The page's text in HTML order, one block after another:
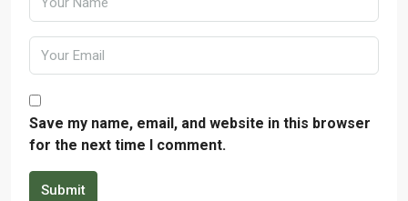
Save my name, email, and website in this browser
for the next time I comment.
Submit